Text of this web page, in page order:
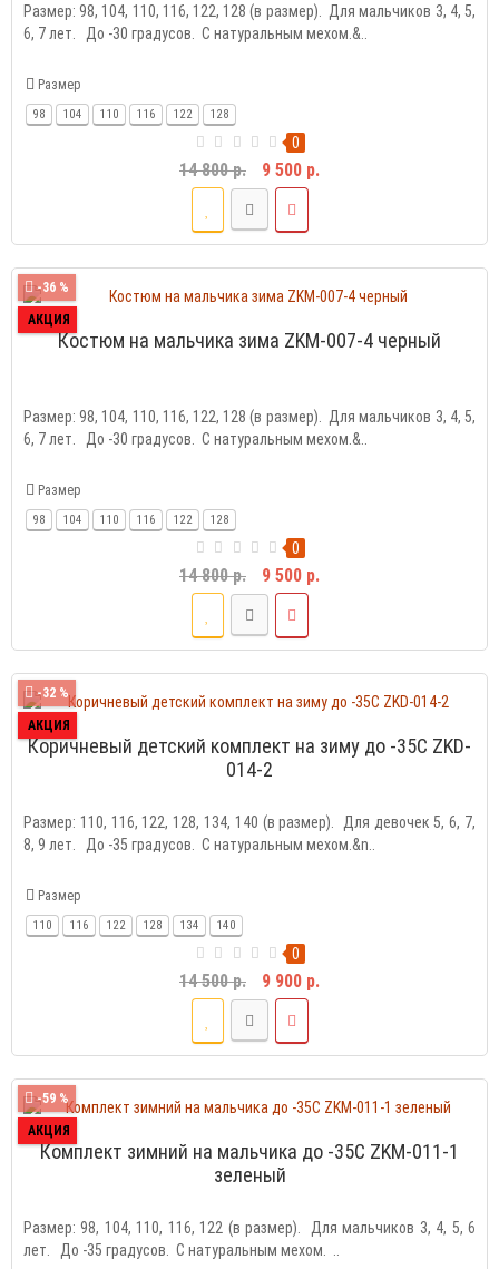
Размер: 98, 104, 110, 116, 122, 128 (в размер). Для мальчиков 3, 4, 5,
6, 7 лет. До -30 градусов. С натуральным мехом.&..
Размер
98 104 110 116 122 128
0
14 800 р. 9 500 р.
-36 %
АКЦИЯ
Костюм на мальчика зима ZKM-007-4 черный
Размер: 98, 104, 110, 116, 122, 128 (в размер). Для мальчиков 3, 4, 5,
6, 7 лет. До -30 градусов. С натуральным мехом.&..
Размер
98 104 110 116 122 128
0
14 800 р. 9 500 р.
-32 %
АКЦИЯ
Коричневый детский комплект на зиму до -35С ZKD-
014-2
Размер: 110, 116, 122, 128, 134, 140 (в размер). Для девочек 5, 6, 7,
8, 9 лет. До -35 градусов. С натуральным мехом.&n..
Размер
110 116 122 128 134 140
0
14 500 р. 9 900 р.
-59 %
АКЦИЯ
Комплект зимний на мальчика до -35С ZKM-011-1
зеленый
Размер: 98, 104, 110, 116, 122 (в размер). Для мальчиков 3, 4, 5, 6
лет. До -35 градусов. С натуральным мехом. ..